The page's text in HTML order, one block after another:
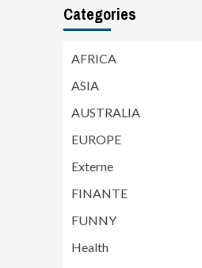
Categories
AFRICA
ASIA
AUSTRALIA
EUROPE
Externe
FINANTE
FUNNY
Health